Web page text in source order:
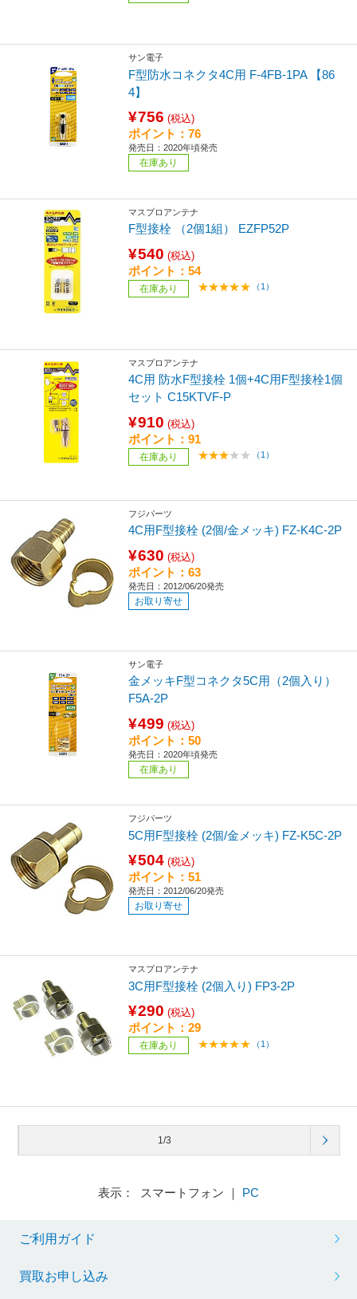
サン電子
F型防水コネクタ4C用 F-4FB-1PA 【86
4】
¥756 (税込)
ポイント：76
発売日：2020年頃発売
在庫あり
マスプロアンテナ
F型接栓 （2個1組） EZFP52P
¥540 (税込)
ポイント：54
在庫あり （1）
マスプロアンテナ
4C用 防水F型接栓 1個+4C用F型接栓1個
セット C15KTVF-P
¥910 (税込)
ポイント：91
在庫あり （1）
フジパーツ
4C用F型接栓 (2個/金メッキ) FZ-K4C-2P
¥630 (税込)
ポイント：63
発売日：2012/06/20発売
お取り寄せ
サン電子
金メッキF型コネクタ5C用（2個入り）
F5A-2P
¥499 (税込)
ポイント：50
発売日：2020年頃発売
在庫あり
フジパーツ
5C用F型接栓 (2個/金メッキ) FZ-K5C-2P
¥504 (税込)
ポイント：51
発売日：2012/06/20発売
お取り寄せ
マスプロアンテナ
3C用F型接栓 (2個入り) FP3-2P
¥290 (税込)
ポイント：29
在庫あり （1）
1/3
表示： スマートフォン ｜ PC
ご利用ガイド
買取お申し込み